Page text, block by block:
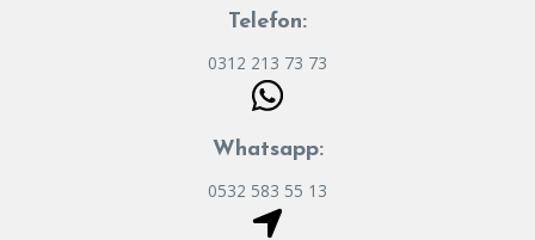
Telefon:
0312 213 73 73
Whatsapp:
0532 583 55 13